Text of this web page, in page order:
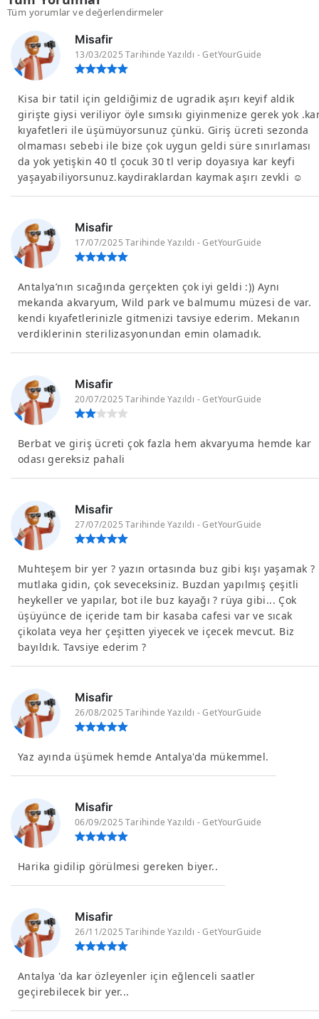
Tüm yorumlar ve değerlendirmeler
Misafir
13/03/2025 Tarihinde Yazıldı - GetYourGuide
Kisa bir tatil için geldiğimiz de ugradik aşırı keyif aldik
girişte giysi veriliyor öyle sımsıkı giyinmenize gerek yok
kıyafetleri ile üşümüyorsunuz çünkü. Giriş ücreti sezonda
olmaması sebebi ile bize çok uygun geldi süre sınırlaması
da yok yetişkin 40 tl çocuk 30 tl verip doyasıya kar keyfi
yaşayabiliyorsunuz.kaydiraklardan kaymak aşırı zevkli ☺
Misafir
17/07/2025 Tarihinde Yazıldı - GetYourGuide
Antalya’nın sıcağında gerçekten çok iyi geldi :)) Aynı
mekanda akvaryum, Wild park ve balmumu müzesi de var.
kendi kıyafetlerinizle gitmenizi tavsiye ederim. Mekanın
verdiklerinin sterilizasyonundan emin olamadık.
Misafir
20/07/2025 Tarihinde Yazıldı - GetYourGuide
Berbat ve giriş ücreti çok fazla hem akvaryuma hemde kar
odası gereksiz pahali
Misafir
27/07/2025 Tarihinde Yazıldı - GetYourGuide
Muhteşem bir yer ? yazın ortasında buz gibi kışı yaşamak ?
mutlaka gidin, çok seveceksiniz. Buzdan yapılmış çeşitli
heykeller ve yapılar, bot ile buz kayağı ? rüya gibi... Çok
üşüyünce de içeride tam bir kasaba cafesi var ve sıcak
çikolata veya her çeşitten yiyecek ve içecek mevcut. Biz
bayıldık. Tavsiye ederim ?
Misafir
26/08/2025 Tarihinde Yazıldı - GetYourGuide
Yaz ayında üşümek hemde Antalya'da mükemmel.
Misafir
06/09/2025 Tarihinde Yazıldı - GetYourGuide
Harika gidilip görülmesi gereken biyer..
Misafir
26/11/2025 Tarihinde Yazıldı - GetYourGuide
Antalya 'da kar özleyenler için eğlenceli saatler
geçirebilecek bir yer...